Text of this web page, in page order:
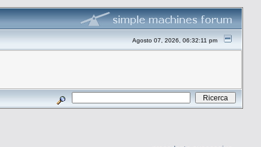
Agosto 07, 2026, 06:32:11 pm